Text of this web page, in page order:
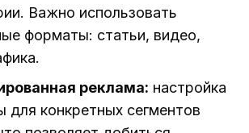
Важно использовать
форматы: статьи, видео,
реклама: настройка
для конкретных сегментов